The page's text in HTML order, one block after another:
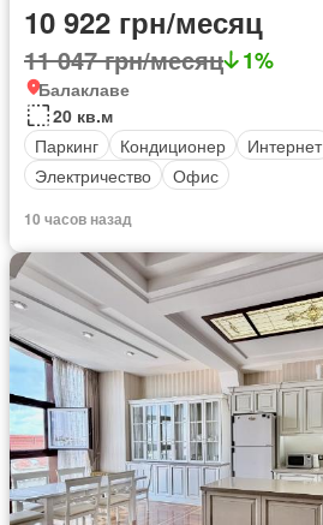
10 922 грн/месяц
11 047 грн/месяц 1%
Балаклаве
20 кв.м
Паркинг
Кондиционер Интернет
Электричество
Офис
10 часов назад